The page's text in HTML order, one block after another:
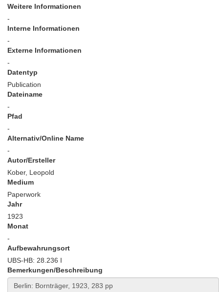
Weitere Informationen
-
Interne Informationen
-
Externe Informationen
-
Datentyp
Publication
Dateiname
-
Pfad
-
Alternativ/Online Name
-
Autor/Ersteller
Kober, Leopold
Medium
Paperwork
Jahr
1923
Monat
-
Aufbewahrungsort
UBS-HB: 28.236 I
Bemerkungen/Beschreibung